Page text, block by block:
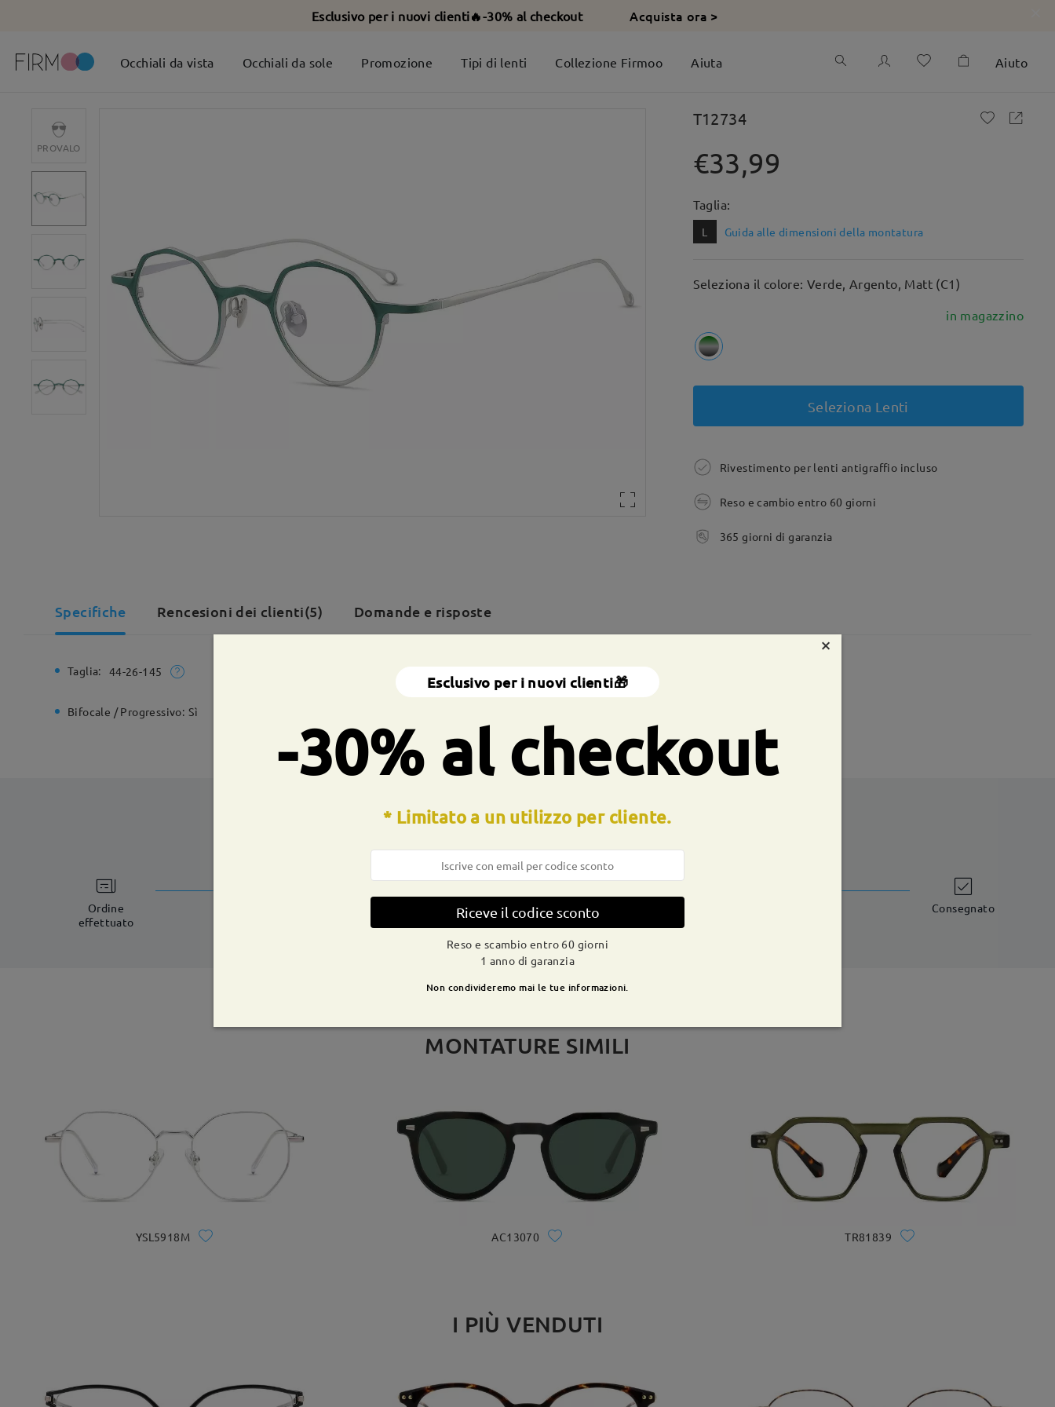
Esclusivo per i nuovi clienti🔥-30% al checkout Acquista ora >
Occhiali da vista Occhiali da sole Promozione Tipi di lenti Collezione Firmoo Aiuta Aiuto
PROVALO
T12734
€33,99
Taglia:
L Guida alle dimensioni della montatura
Seleziona il colore: Verde, Argento, Matt (C1)
in magazzino
Seleziona Lenti
Rivestimento per lenti antigraffio incluso
Reso e cambio entro 60 giorni
365 giorni di garanzia
Specifiche Rencesioni dei clienti(5) Domande e risposte
Taglia: 44-26-145 141 mm (Grande) Dimensione diagonale della lente:
Bifocale / Progressivo: Sì
CONSEGNA
Ordine
effettuato
tempi di spedizione
dettagli Spedito 9-21 giorni lavorativi Consegnato
MONTATURE SIMILI
YSL5918M AC13070 TR81839
I PIÙ VENDUTI
×
Esclusivo per i nuovi clienti🎁
-30% al checkout
* Limitato a un utilizzo per cliente.
Riceve il codice sconto
Reso e scambio entro 60 giorni
1 anno di garanzia
Non condivideremo mai le tue informazioni.